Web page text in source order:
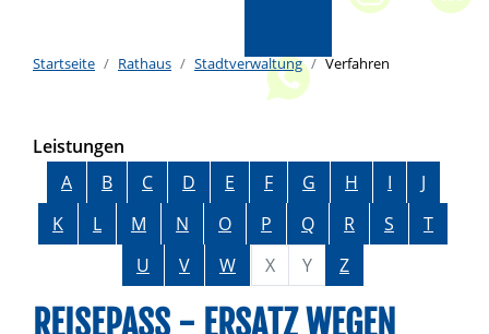
Startseite Rathaus Stadtverwaltung Verfahren
Leistungen
Alphabetisches Register überspringen
A B C D E F G H I
J
K
L M N O P Q R S
T
U
V W X Y Z
REISEPASS - ERSATZ WEGEN